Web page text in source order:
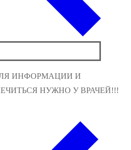
ИНФОРМАЦИИ И
НУЖНО У ВРАЧЕЙ!!!